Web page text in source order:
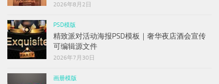
2026年8月2日
PSD模版
精致派对活动海报PSD模板｜奢华夜店酒会宣传
可编辑源文件
2026年7月30日
画册模版